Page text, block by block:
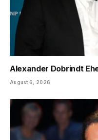
Alexander Dobrindt
August 6, 2026